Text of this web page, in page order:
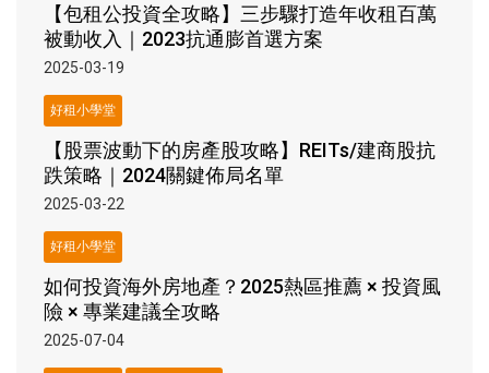
【包租公投資全攻略】三步驟打造年收租百萬
被動收入｜2023抗通膨首選方案
2025-03-19
好租小學堂
【股票波動下的房產股攻略】REITs/建商股抗
跌策略｜2024關鍵佈局名單
2025-03-22
好租小學堂
如何投資海外房地產？2025熱區推薦 × 投資風
險 × 專業建議全攻略
2025-07-04